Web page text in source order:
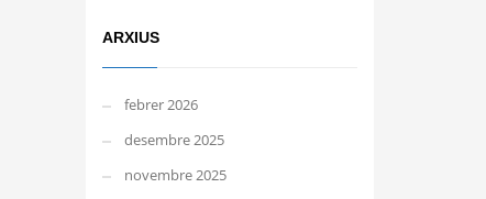
ARXIUS
febrer 2026
desembre 2025
novembre 2025